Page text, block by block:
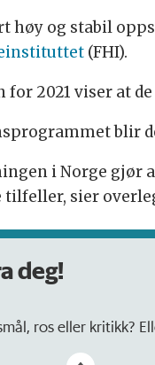
høy og stabil
(FHI).
2021 viser at
blir
i Norge gjør
sier
deg!
ros eller kritikk?